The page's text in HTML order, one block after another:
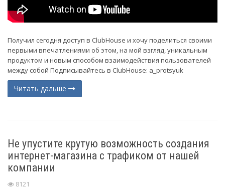
Получил сегодня доступ в ClubHouse и хочу поделиться своими
первыми впечатлениями об этом, на мой взгляд, уникальным
продуктом и новым способом взаимодействия пользователей
между собой Подписывайтесь в ClubHouse: a_protsyuk
Читать дальше
Не упустите крутую возможность создания
интернет-магазина с трафиком от нашей
компании
8121